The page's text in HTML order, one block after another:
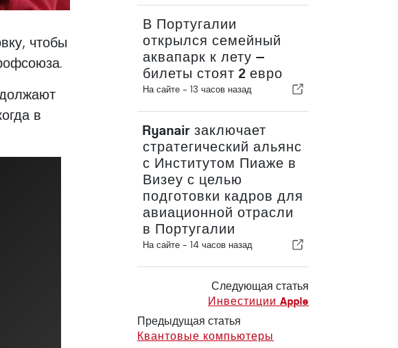
чтобы
в
В Португалии
открылся семейный
аквапарк к лету —
билеты стоят 2 евро
На сайте - 13 часов назад
Ryanair заключает
стратегический альянс
с Институтом Пиаже в
Визеу с целью
подготовки кадров для
авиационной отрасли
в Португалии
На сайте - 14 часов назад
Следующая статья
Инвестиции Apple
Предыдущая статья
Квантовые компьютеры